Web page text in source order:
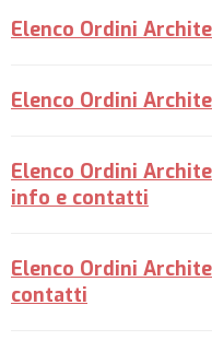
Elenco Ordini
Elenco Ordini
Elenco Ordini
info e contatti
Elenco Ordini
contatti